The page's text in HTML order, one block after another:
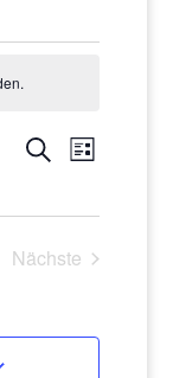
Suche
Ansichten,
SucheListe
Nächste